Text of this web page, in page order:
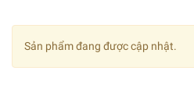
Sản phẩm đang được cập nhật.